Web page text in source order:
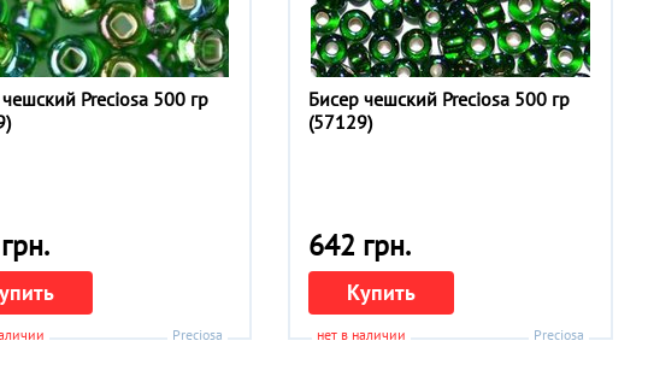
Preciosa 500 гр
Preciosa
Бисер чешский Preciosa 500 гр
(57129)
642 грн.
Купить
нет в наличии Preciosa